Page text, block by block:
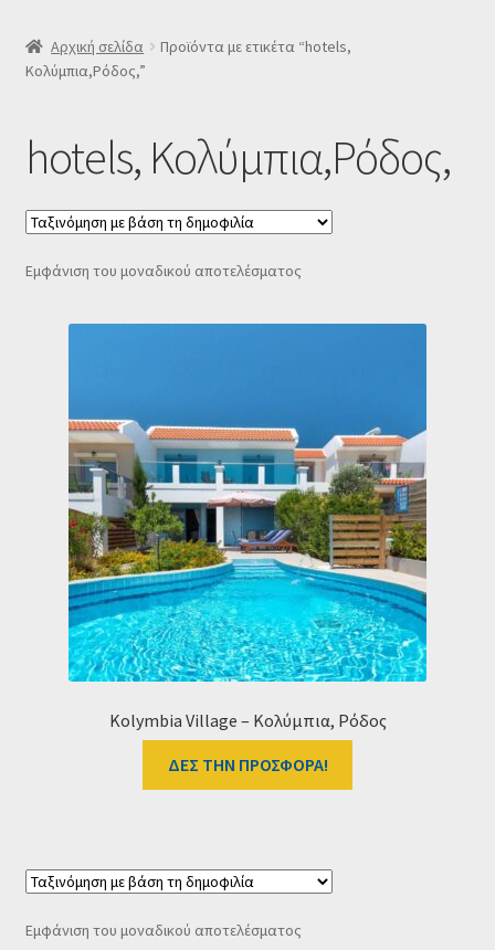
SLIDER
Δελτίο νέων
Επιβεβαίωση εγγραφής στο Newsletter του Dealistas.gr
Επικοινωνία
Ο λογαριασμός μου
Ταμείο
HOME
Αρχική σελίδα
Προϊόντα με ετικέτα “hotels,
Κολύμπια,Ρόδος,”
hotels, Κολύμπια,Ρόδος,
Εμφάνιση του μοναδικού αποτελέσματος
Kolymbia Village – Κολύμπια, Ρόδος
ΔΕΣ ΤΗΝ ΠΡΟΣΦΟΡΑ!
Εμφάνιση του μοναδικού αποτελέσματος